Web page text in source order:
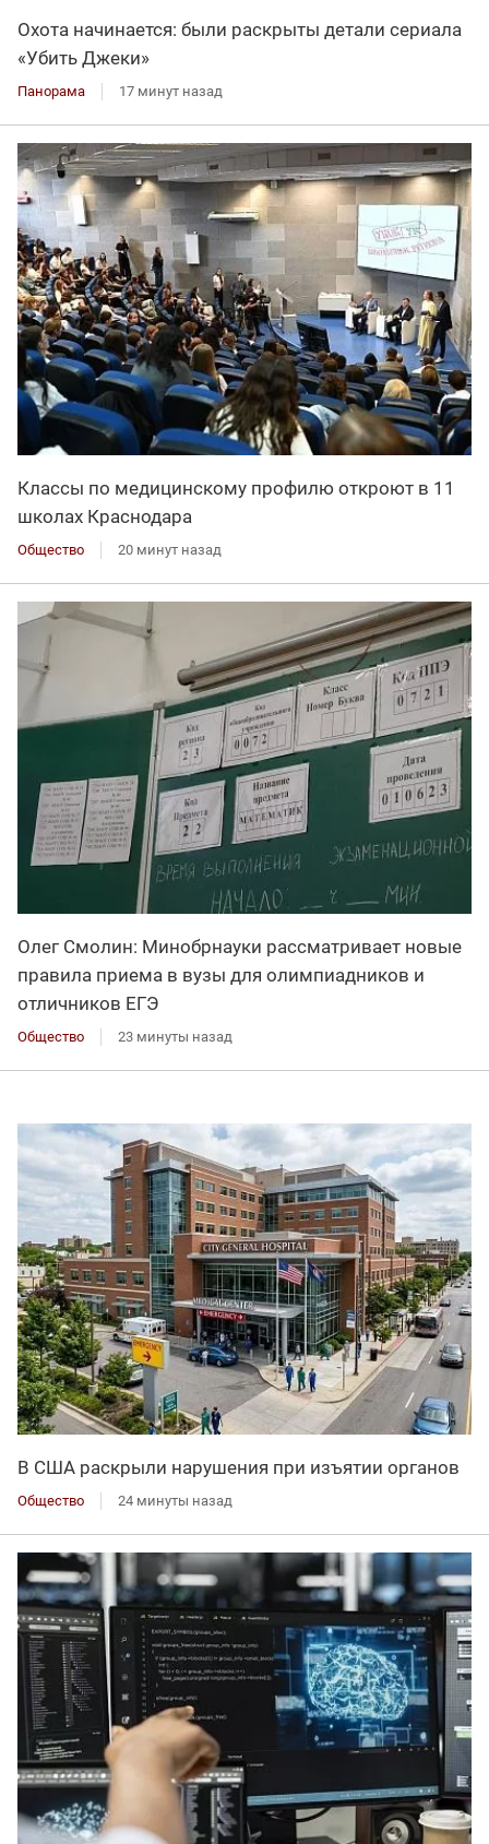
Охота начинается: были раскрыты детали сериала
«Убить Джеки»
Панорама 17 минут назад
Классы по медицинскому профилю откроют в 11
школах Краснодара
Общество 20 минут назад
Олег Смолин: Минобрнауки рассматривает новые
правила приема в вузы для олимпиадников и
отличников ЕГЭ
Общество 23 минуты назад
В США раскрыли нарушения при изъятии органов
Общество 24 минуты назад